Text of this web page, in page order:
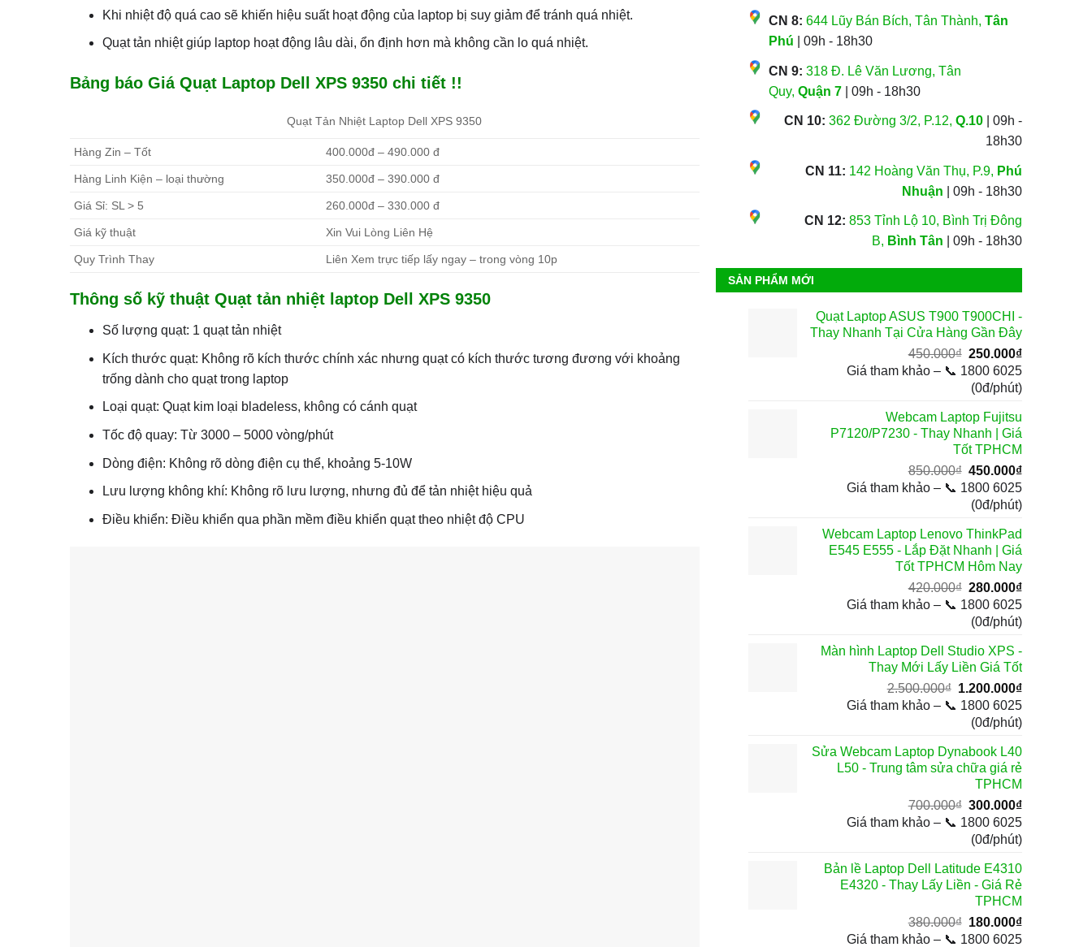
Khi nhiệt độ quá cao sẽ khiến hiệu suất hoạt động của laptop bị suy giảm để tránh quá nhiệt.
Quạt tản nhiệt giúp laptop hoạt động lâu dài, ổn định hơn mà không cần lo quá nhiệt.
Bảng báo Giá Quạt Laptop Dell XPS 9350 chi tiết !!
Quạt Tản Nhiệt Laptop Dell XPS 9350
Hàng Zin – Tốt 400.000đ – 490.000 đ
Hàng Linh Kiện – loại thường 350.000đ – 390.000 đ
Giá Sỉ: SL > 5 260.000đ – 330.000 đ
Giá kỹ thuật Xin Vui Lòng Liên Hệ
Quy Trình Thay Liên Xem trực tiếp lấy ngay – trong vòng 10p
Thông số kỹ thuật Quạt tản nhiệt laptop Dell XPS 9350
Số lượng quạt: 1 quạt tản nhiệt
Kích thước quạt: Không rõ kích thước chính xác nhưng quạt có kích thước tương đương với khoảng
trống dành cho quạt trong laptop
Loại quạt: Quạt kim loại bladeless, không có cánh quạt
Tốc độ quay: Từ 3000 – 5000 vòng/phút
Dòng điện: Không rõ dòng điện cụ thể, khoảng 5-10W
Lưu lượng không khí: Không rõ lưu lượng, nhưng đủ để tản nhiệt hiệu quả
Điều khiển: Điều khiển qua phần mềm điều khiển quạt theo nhiệt độ CPU
CN 8: 644 Lũy Bán Bích, Tân Thành, Tân
Phú | 09h - 18h30
CN 9: 318 Đ. Lê Văn Lương, Tân
Quy, Quận 7| 09h - 18h30
CN 10: 362 Đường 3/2, P.12,Q.10 | 09h -
18h30
CN 11: 142 Hoàng Văn Thụ, P.9, Phú
Nhuận | 09h - 18h30
CN 12: 853 Tỉnh Lộ 10, Bình Trị Đông
B, Bình Tân | 09h - 18h30
SẢN PHẨM MỚI
Quạt Laptop ASUS T900 T900CHI -
Thay Nhanh Tại Cửa Hàng Gần Đây
450.000₫ Giá
gốc
là:
250.000₫Giá
hiện
tại
Giá tham khảo – 📞 1800 6025
(0đ/phút)
Webcam Laptop Fujitsu
P7120/P7230 - Thay Nhanh | Giá
Tốt TPHCM
850.000₫ Giá
gốc
là:
450.000₫Giá
hiện
tại
Giá tham khảo – 📞 1800 6025
(0đ/phút)
Webcam Laptop Lenovo ThinkPad
E545 E555 - Lắp Đặt Nhanh | Giá
Tốt TPHCM Hôm Nay
420.000₫ Giá
gốc
là:
280.000₫Giá
hiện
tại
280.000₫.
Giá tham khảo – 📞 1800 6025
(0đ/phút)
Màn hình Laptop Dell Studio XPS -
Thay Mới Lấy Liền Giá Tốt
2.500.000₫ Giá
gốc
1.200.000₫Giá
hiện
tại
1.200.000₫.
Giá tham khảo – 📞 1800 6025
(0đ/phút)
Sửa Webcam Laptop Dynabook L40
L50 - Trung tâm sửa chữa giá rẻ
TPHCM
700.000₫ Giá
gốc
là:
300.000₫Giá
hiện
tại
300.000₫.
Giá tham khảo – 📞 1800 6025
(0đ/phút)
Bản lề Laptop Dell Latitude E4310
E4320 - Thay Lấy Liền - Giá Rẻ
TPHCM
380.000₫ Giá
gốc
180.000₫Giá
hiện
Giá tham khảo – 📞 1800 6025